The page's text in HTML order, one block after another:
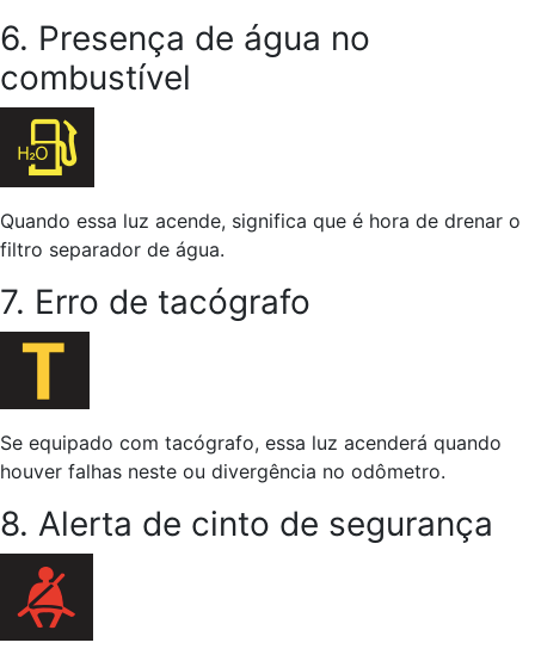
6. Presença de água no
combustível
Quando essa luz acende, significa que é hora de drenar o
filtro separador de água.
7. Erro de tacógrafo
Se equipado com tacógrafo, essa luz acenderá quando
houver falhas neste ou divergência no odômetro.
8. Alerta de cinto de segurança